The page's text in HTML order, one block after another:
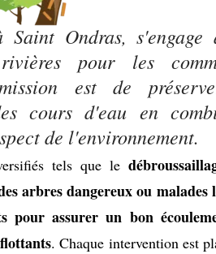
Ondras, s'engage
pour les
est de
cours d'eau en
de l'environnement.
tels que le
arbres dangereux ou malades
pour assurer un bon
. Chaque intervention est